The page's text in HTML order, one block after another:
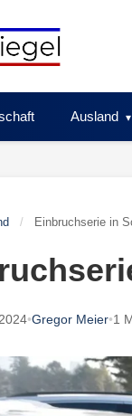
Ausland
/ Einbruchserie in
•Gregor Meier•1